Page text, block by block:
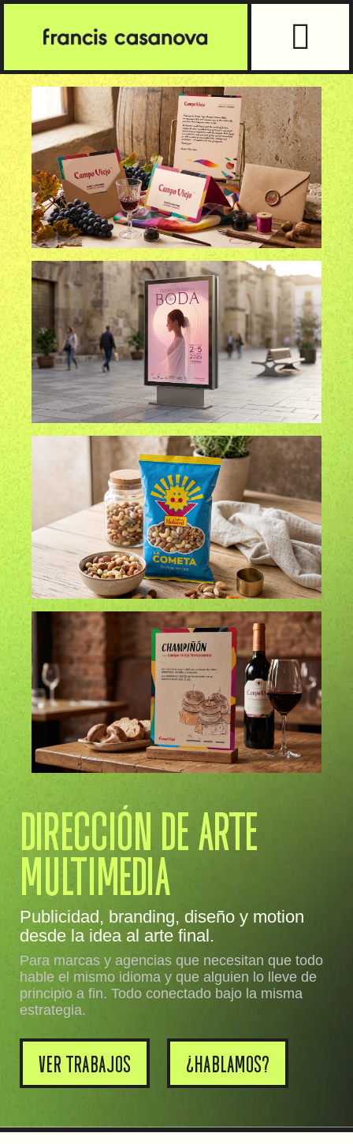
DIRECCIÓN DE ARTE
MULTIMEDIA
Publicidad, branding, diseño y motion
desde la idea al arte final.
Para marcas y agencias que necesitan que todo
hable el mismo idioma y que alguien lo lleve de
principio a fin. Todo conectado bajo la misma
estrategia.
VER TRABAJOS ¿HABLAMOS?